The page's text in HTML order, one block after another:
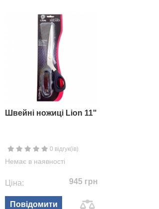
Швейні ножиці Lion 11"
0 відгук(ів)
Немає в наявності
Ціна: 945 грн
Повідомити